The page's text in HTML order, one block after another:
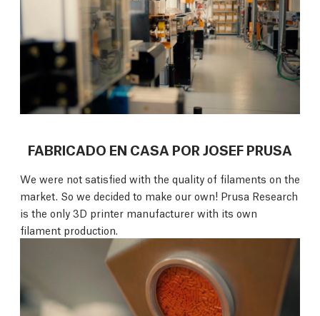
FABRICADO EN CASA POR JOSEF PRUSA
We were not satisfied with the quality of filaments on the
market. So we decided to make our own! Prusa Research
is the only 3D printer manufacturer with its own
filament production.